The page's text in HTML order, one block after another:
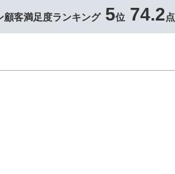
顧客満足度ランキング5位 74.2点